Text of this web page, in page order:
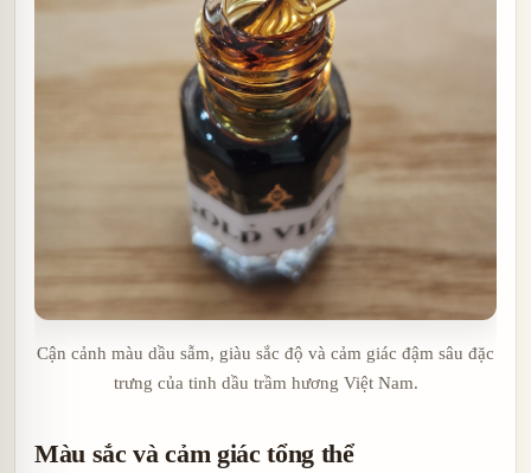
Cận cảnh màu dầu sẫm, giàu sắc độ và cảm giác đậm sâu đặc
trưng của tinh dầu trầm hương Việt Nam.
Màu sắc và cảm giác tổng thể